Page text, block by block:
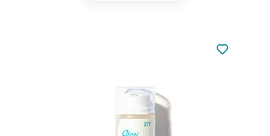
zu den
zu Ihren